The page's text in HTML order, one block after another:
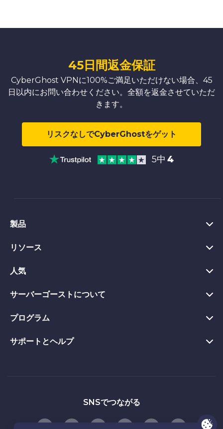
45日間返金保証
CyberGhost VPNに100%ご満足いただけない場合、45
日以内にお問い合わせください。全額を返金させていただ
きます。
リスクなしでCyberGhostをゲット
4
5中
製品
Windows版VPN
Chrome版VPN拡張機能
Firefox版VPNアプリ
Apple TV用VPN
リソース
VPN とは
Privacy Hub
VPNのメリット
人気
すべてのレビューを見る
VPN無料トライアル
サーバーゴーストについて
サーバーゴーストについて
お問い合わせ
プログラム
アフィリエイト
サポートとヘルプ
サポートに問い合わせるSNSでつながる